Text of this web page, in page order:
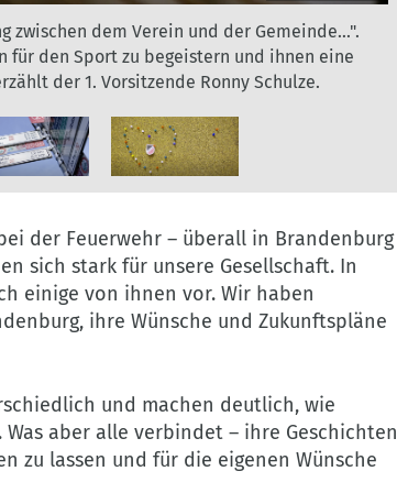
zwischen dem Verein und der Gemeinde...".
für den Sport zu begeistern und ihnen eine
der 1. Vorsitzende Ronny Schulze.
unserer Webvideoreihe. Der Ort gehört
und hat ca. 3.200 Einwohner/-innen.
4,7 Prozent
Vater engagiert sich bei der Eintracht
Uns hat er erzählt, warum und was junge
lernen.
©
Berlin
der Feuerwehr – überall in Brandenburg
sich stark für unsere Gesellschaft. In
einige von ihnen vor. Wir haben
ihre Wünsche und Zukunftspläne
und machen deutlich, wie
aber alle verbindet – ihre Geschichten
zu lassen und für die eigenen Wünsche